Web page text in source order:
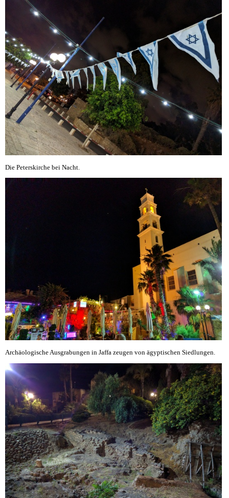
Die Peterskirche bei Nacht.
Archäologische Ausgrabungen in Jaffa zeugen von ägyptischen Siedlungen.